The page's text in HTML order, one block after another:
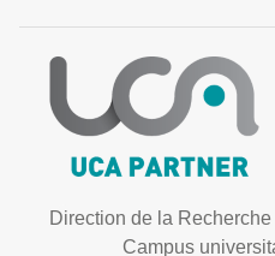
Direction de la
Campus